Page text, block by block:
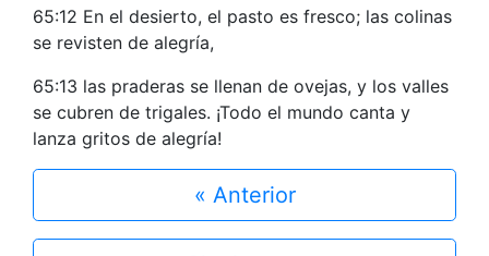
65:12 En el desierto, el pasto es fresco; las colinas
se revisten de alegría,
65:13 las praderas se llenan de ovejas, y los valles
se cubren de trigales. ¡Todo el mundo canta y
lanza gritos de alegría!
« Anterior